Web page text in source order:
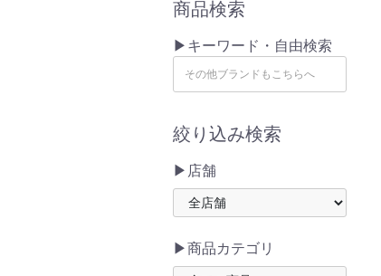
商品検索
▶キーワード・自由検索
絞り込み検索
▶店舗
▶商品カテゴリ